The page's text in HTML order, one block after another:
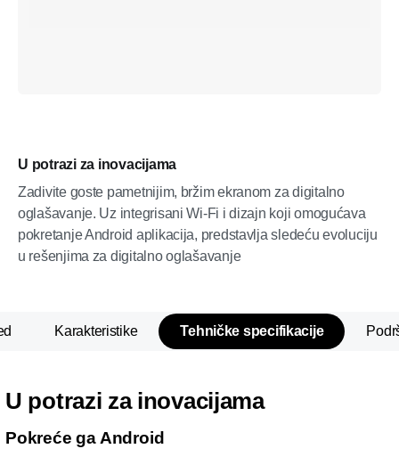
U potrazi za inovacijama
Zadivite goste pametnijim, bržim ekranom za digitalno
oglašavanje. Uz integrisani Wi-Fi i dizajn koji omogućava
pokretanje Android aplikacija, predstavlja sledeću evoluciju
u rešenjima za digitalno oglašavanje
Karakteristike Tehničke specifikacije
U potrazi za inovacijama
Pokreće ga Android